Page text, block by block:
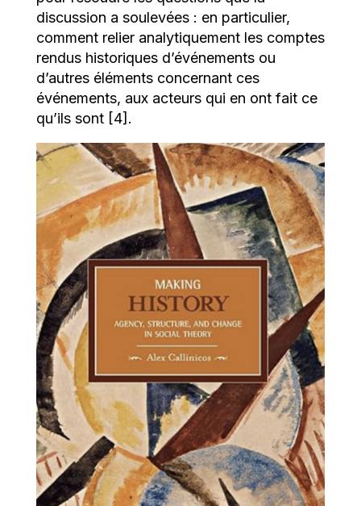
discussion a soulevées : en particulier,
comment relier analytiquement les comptes
rendus historiques d’événements ou
d’autres éléments concernant ces
événements, aux acteurs qui en ont fait ce
qu’ils sont [4].